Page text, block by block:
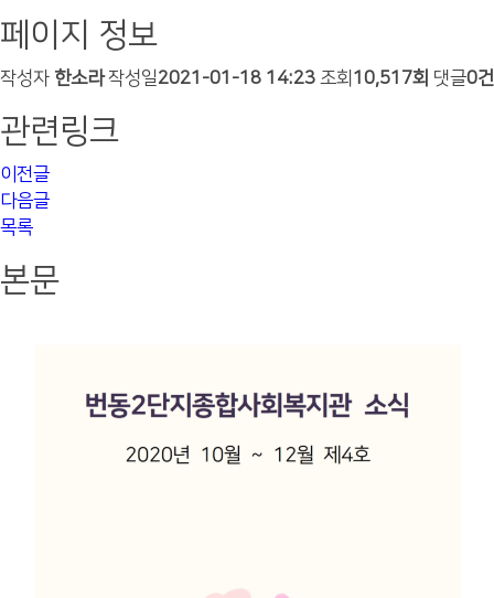
페이지 정보
작성자 한소라 작성일2021-01-18 14:23 조회 10,517회 댓글0건
관련링크
이전글
다음글
목록
본문